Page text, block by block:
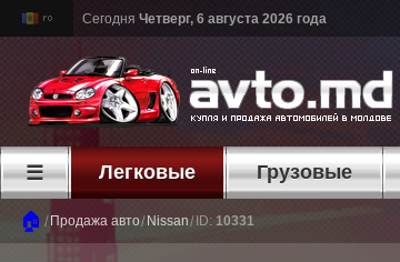
Сегодня Четверг, 6 августа 2026 года
☰ Легковые Грузовые
🏠 / Продажа авто/ Nissan/ ID: 10331